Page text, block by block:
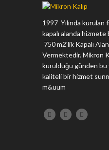
1997 Yılında kurulan
kapalı alanda
750 m2'lik Kapalı
Vermektedir. Mikron
kurulduğu günden bu
kaliteli bir hizmet
m&uum